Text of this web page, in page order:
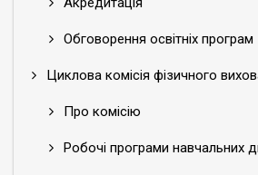
Обговорення освітніх програм
Циклова комісія фізичного
Про комісію
Робочі програми навчальних